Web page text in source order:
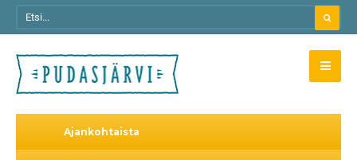
Ajankohtaista